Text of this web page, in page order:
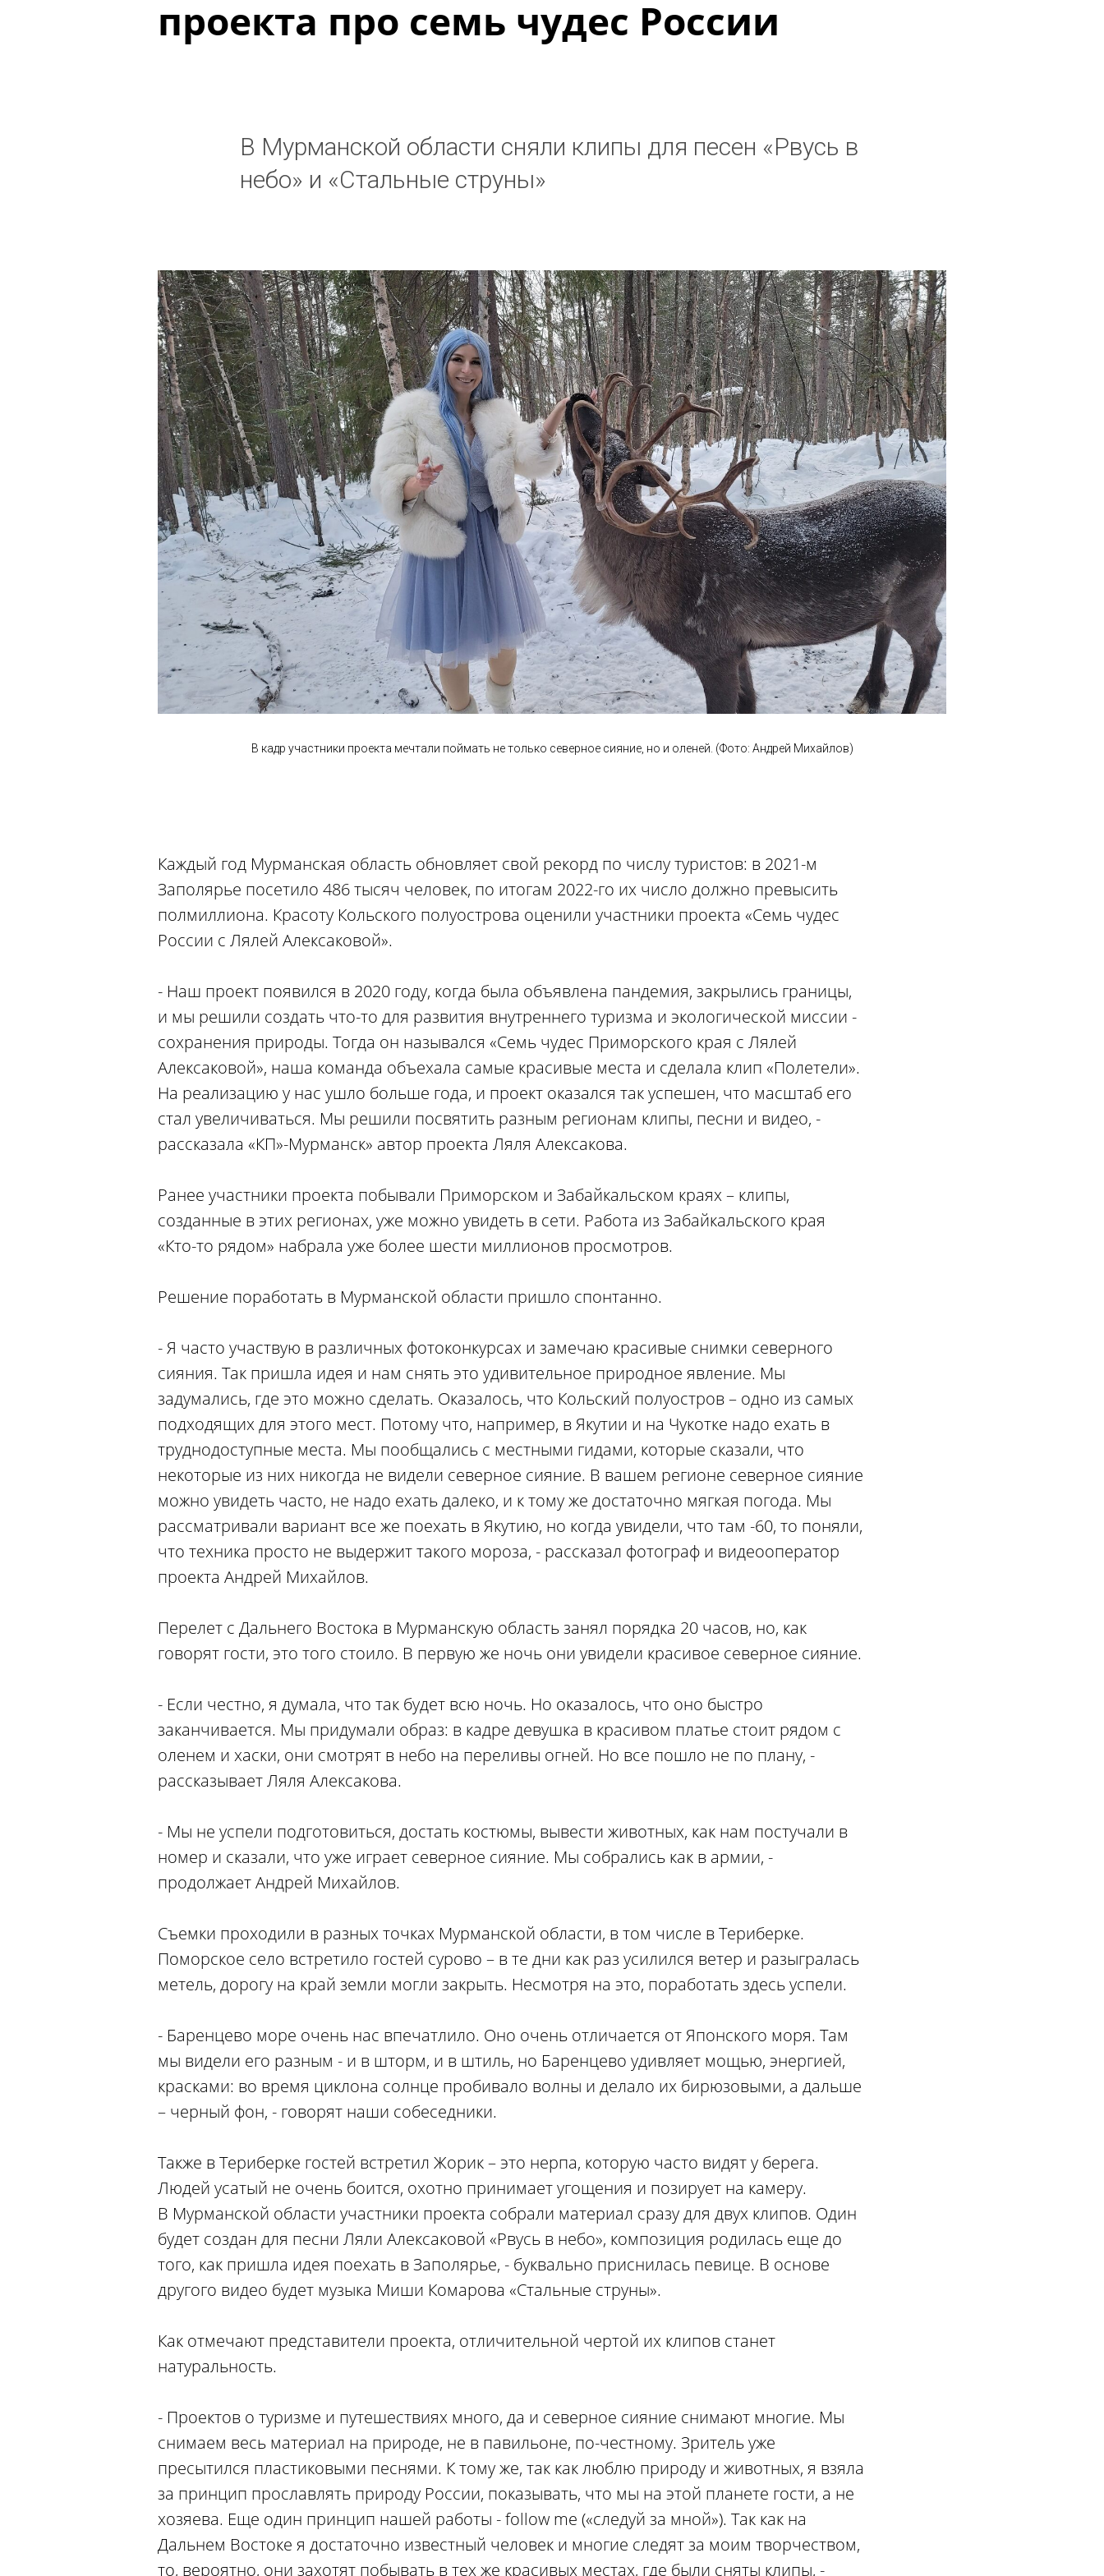
проекта про семь чудес России
В Мурманской области сняли клипы для песен «Рвусь в
небо» и «Стальные струны»
В кадр участники проекта мечтали поймать не только северное сияние, но и оленей. (Фото: Андрей Михайлов)
Каждый год Мурманская область обновляет свой рекорд по числу туристов: в 2021-м
Заполярье посетило 486 тысяч человек, по итогам 2022-го их число должно превысить
полмиллиона. Красоту Кольского полуострова оценили участники проекта «Семь чудес
России с Лялей Алексаковой».
- Наш проект появился в 2020 году, когда была объявлена пандемия, закрылись границы,
и мы решили создать что-то для развития внутреннего туризма и экологической миссии -
сохранения природы. Тогда он назывался «Семь чудес Приморского края с Лялей
Алексаковой», наша команда объехала самые красивые места и сделала клип «Полетели».
На реализацию у нас ушло больше года, и проект оказался так успешен, что масштаб его
стал увеличиваться. Мы решили посвятить разным регионам клипы, песни и видео, -
рассказала «КП»-Мурманск» автор проекта Ляля Алексакова.
Ранее участники проекта побывали Приморском и Забайкальском краях – клипы,
созданные в этих регионах, уже можно увидеть в сети. Работа из Забайкальского края
«Кто-то рядом» набрала уже более шести миллионов просмотров.
Решение поработать в Мурманской области пришло спонтанно.
- Я часто участвую в различных фотоконкурсах и замечаю красивые снимки северного
сияния. Так пришла идея и нам снять это удивительное природное явление. Мы
задумались, где это можно сделать. Оказалось, что Кольский полуостров – одно из самых
подходящих для этого мест. Потому что, например, в Якутии и на Чукотке надо ехать в
труднодоступные места. Мы пообщались с местными гидами, которые сказали, что
некоторые из них никогда не видели северное сияние. В вашем регионе северное сияние
можно увидеть часто, не надо ехать далеко, и к тому же достаточно мягкая погода. Мы
рассматривали вариант все же поехать в Якутию, но когда увидели, что там -60, то поняли,
что техника просто не выдержит такого мороза, - рассказал фотограф и видеооператор
проекта Андрей Михайлов.
Перелет с Дальнего Востока в Мурманскую область занял порядка 20 часов, но, как
говорят гости, это того стоило. В первую же ночь они увидели красивое северное сияние.
- Если честно, я думала, что так будет всю ночь. Но оказалось, что оно быстро
заканчивается. Мы придумали образ: в кадре девушка в красивом платье стоит рядом с
оленем и хаски, они смотрят в небо на переливы огней. Но все пошло не по плану, -
рассказывает Ляля Алексакова.
- Мы не успели подготовиться, достать костюмы, вывести животных, как нам постучали в
номер и сказали, что уже играет северное сияние. Мы собрались как в армии, -
продолжает Андрей Михайлов.
Съемки проходили в разных точках Мурманской области, в том числе в Териберке.
Поморское село встретило гостей сурово – в те дни как раз усилился ветер и разыгралась
метель, дорогу на край земли могли закрыть. Несмотря на это, поработать здесь успели.
- Баренцево море очень нас впечатлило. Оно очень отличается от Японского моря. Там
мы видели его разным - и в шторм, и в штиль, но Баренцево удивляет мощью, энергией,
красками: во время циклона солнце пробивало волны и делало их бирюзовыми, а дальше
– черный фон, - говорят наши собеседники.
Также в Териберке гостей встретил Жорик – это нерпа, которую часто видят у берега.
Людей усатый не очень боится, охотно принимает угощения и позирует на камеру.
В Мурманской области участники проекта собрали материал сразу для двух клипов. Один
будет создан для песни Ляли Алексаковой «Рвусь в небо», композиция родилась еще до
того, как пришла идея поехать в Заполярье, - буквально приснилась певице. В основе
другого видео будет музыка Миши Комарова «Стальные струны».
Как отмечают представители проекта, отличительной чертой их клипов станет
натуральность.
- Проектов о туризме и путешествиях много, да и северное сияние снимают многие. Мы
снимаем весь материал на природе, не в павильоне, по-честному. Зритель уже
пресытился пластиковыми песнями. К тому же, так как люблю природу и животных, я взяла
за принцип прославлять природу России, показывать, что мы на этой планете гости, а не
хозяева. Еще один принцип нашей работы - follow me («следуй за мной»). Так как на
Дальнем Востоке я достаточно известный человек и многие следят за моим творчеством,
то, вероятно, они захотят побывать в тех же красивых местах, где были сняты клипы, -